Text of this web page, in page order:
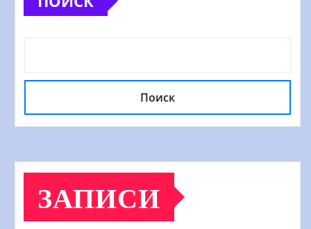
Поиск
ЗАПИСИ